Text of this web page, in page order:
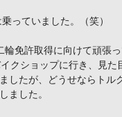
っていました。（笑）
免許取得に向けて頑張っ
クショップに行き、見た
したが、どうせならトル
ました。